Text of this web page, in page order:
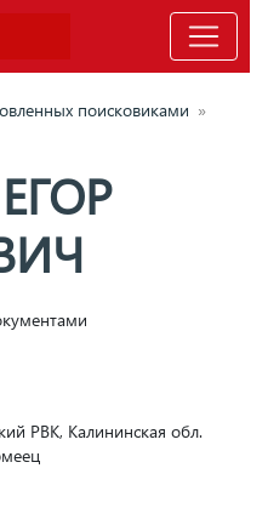
поисковиками »
РВК, Калининская обл.